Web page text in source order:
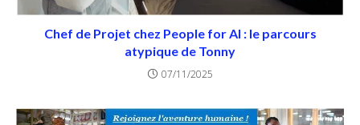
Chef de Projet chez People for AI : le parcours
atypique de Tonny
07/11/2025